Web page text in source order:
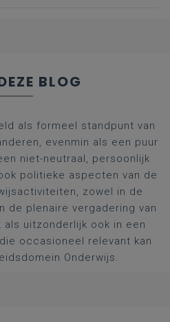
BLOG
als formeel standpunt van
evenmin als een puur
niet-neutraal, persoonlijk
politieke aspecten van de
zowel in de
de plenaire vergadering van
als uitzonderlijk ook in een
occasioneel relevant kan
Onderwijs.